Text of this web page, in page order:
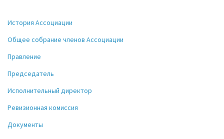
История Ассоциации
Общее собрание членов Ассоциации
Правление
Председатель
Исполнительный директор
Ревизионная комиссия
Документы